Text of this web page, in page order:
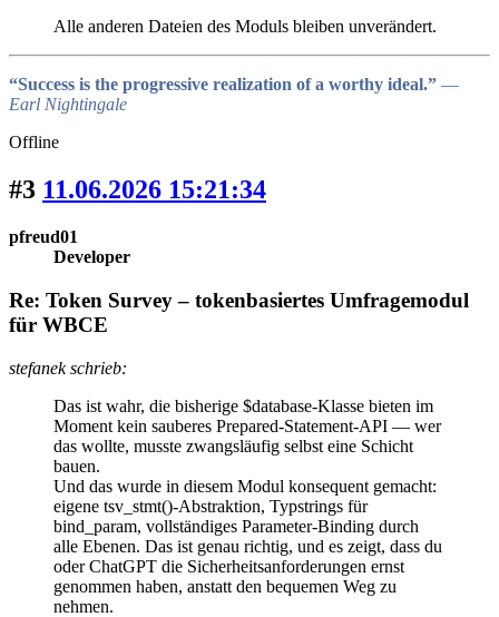
Alle anderen Dateien des Moduls bleiben unverändert.
“Success is the progressive realization of a worthy ideal.” ―
Earl Nightingale
Offline
#3 11.06.2026 15:21:34
pfreud01
Developer
Re: Token Survey – tokenbasiertes Umfragemodul
für WBCE
stefanek schrieb:
Das ist wahr, die bisherige $database-Klasse bieten im
Moment kein sauberes Prepared-Statement-API — wer
das wollte, musste zwangsläufig selbst eine Schicht
bauen.
Und das wurde in diesem Modul konsequent gemacht:
eigene tsv_stmt()-Abstraktion, Typstrings für
bind_param, vollständiges Parameter-Binding durch
alle Ebenen. Das ist genau richtig, und es zeigt, dass du
oder ChatGPT die Sicherheitsanforderungen ernst
genommen haben, anstatt den bequemen Weg zu
nehmen.